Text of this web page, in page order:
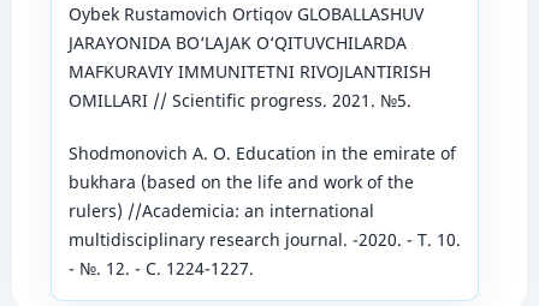
Oybek Rustamovich Ortiqov GLOBALLASHUV
JARAYONIDA BO‘LAJAK O‘QITUVCHILARDA
MAFKURAVIY IMMUNITETNI RIVOJLANTIRISH
OMILLARI // Scientific progress. 2021. №5.
Shodmonovich A. O. Education in the emirate of
bukhara (based on the life and work of the
rulers) //Academicia: an international
multidisciplinary research journal. -2020. - Т. 10.
- №. 12. - С. 1224-1227.